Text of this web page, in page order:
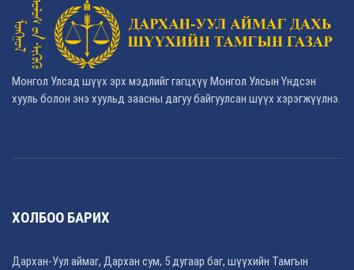
Монгол Улсад шүүх эрх мэдлийг гагцхүү Монгол Улсын Үндсэн
хууль болон энэ хуульд заасны дагуу байгуулсан шүүх хэрэгжүүлнэ.
ХОЛБОО БАРИХ
Дархан-Уул аймаг, Дархан сум, 5 дугаар баг, шүүхийн Тамгын